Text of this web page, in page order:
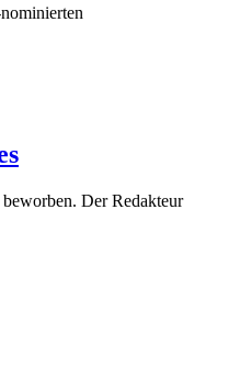
Der Redakteur